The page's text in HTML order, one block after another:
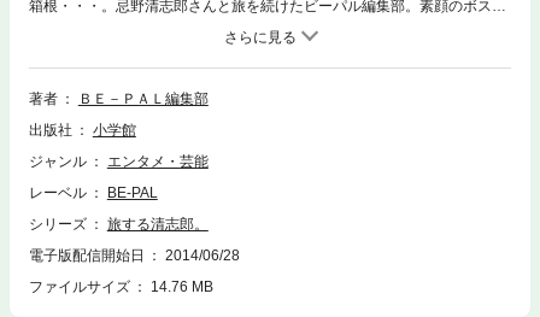
箱根・・・。忌野清志郎さんと旅を続けたビーパル編集部。素顔のボスは
シャイで知的なアウトドアマン。本誌だけが知るボスの旅を網羅した一冊
です。日本ブルース＆ロック界のキング忌野清志郎が日本やキューバを自
転車で駆け抜け、大好きな温泉でまったりと休日を過ごす。そんな貴重な
旅の時間を記録した写真を満載。さらにビーパルに連載された清志郎画伯
会える、まるごと一冊「素顔の清志郎」の世界がここに！愛と平和を訴え
続けたミージュシャンのブルースな旅のすべて。※底本時に付属していたD
さい。【ご注意】※レイアウトの関係で、お使いの端末によっては読みづ
らい場合がございます。タブレット端末、PCで閲覧することを推奨しま
著者
ＢＥ－ＰＡＬ編集部
出版社
小学館
ジャンル
エンタメ・芸能
レーベル
BE-PAL
シリーズ
旅する清志郎。
電子版配信開始日
2014/06/28
ファイルサイズ
14.76 MB